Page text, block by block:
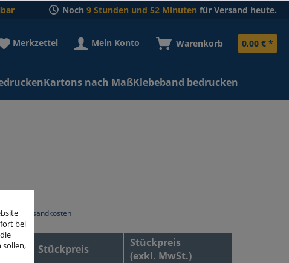
Noch 9 Stunden und 52 Minuten für Versand heute.
Merkzettel Mein Konto Warenkorb 0,00 € *
Kartons nach MaßKlebeband bedrucken
€ *
Stückpreis
Stückpreis
(exkl. MwSt.)
zzgl. Versandkosten
bei
sollen,